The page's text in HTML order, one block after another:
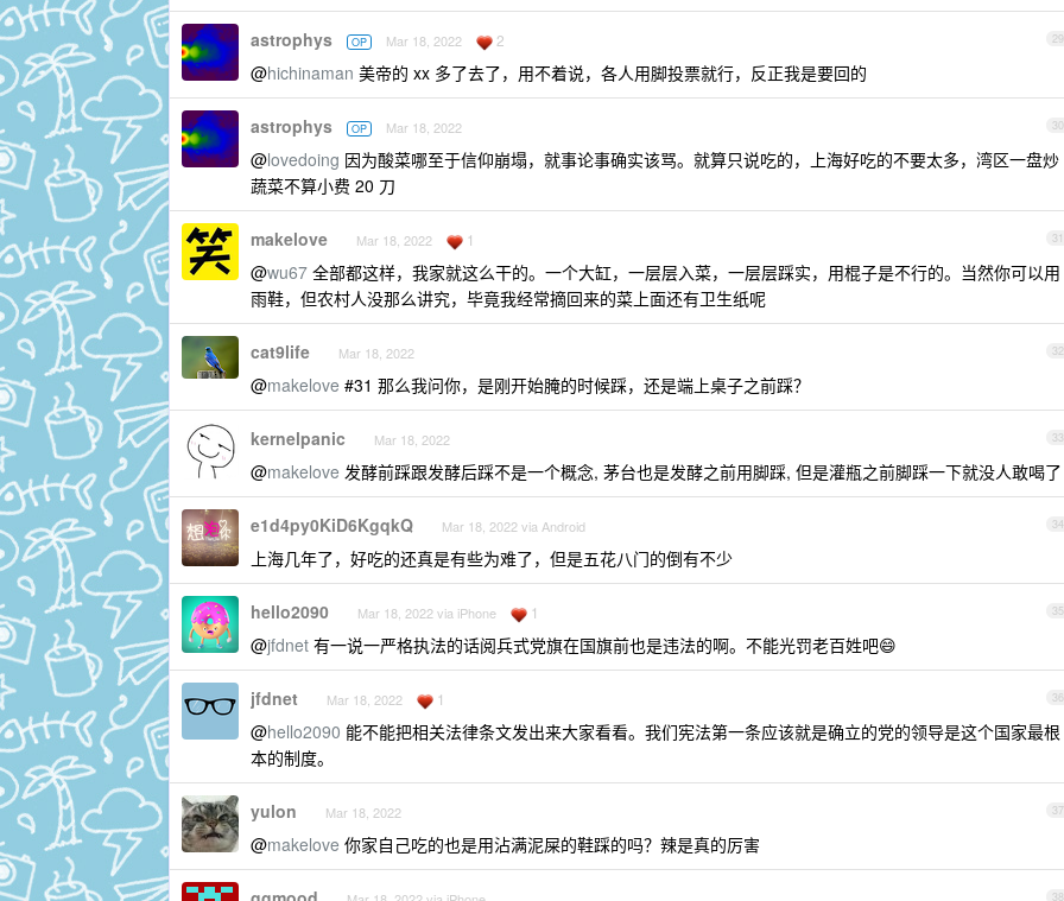
29
astrophys OP Mar 18, 2022 2
@hichinaman 美帝的 xx 多了去了，用不着说，各人用脚投票就行，反正我是要回的
30
astrophys OP Mar 18, 2022
@lovedoing 因为酸菜哪至于信仰崩塌，就事论事确实该骂。就算只说吃的，上海好吃的不要太多，湾区一盘炒
蔬菜不算小费 20 刀
31
makelove Mar 18, 2022 1
@wu67 全部都这样，我家就这么干的。一个大缸，一层层入菜，一层层踩实，用棍子是不行的。当然你可以用
雨鞋，但农村人没那么讲究，毕竟我经常摘回来的菜上面还有卫生纸呢
32
cat9life Mar 18, 2022
@makelove #31 那么我问你，是刚开始腌的时候踩，还是端上桌子之前踩？
33
kernelpanic Mar 18, 2022
@makelove 发酵前踩跟发酵后踩不是一个概念, 茅台也是发酵之前用脚踩, 但是灌瓶之前脚踩一下就没人敢喝了
34
e1d4py0KiD6KgqkQ Mar 18, 2022 via Android
上海几年了，好吃的还真是有些为难了，但是五花八门的倒有不少
35
hello2090 Mar 18, 2022 via iPhone 1
@jfdnet 有一说一严格执法的话阅兵式党旗在国旗前也是违法的啊。不能光罚老百姓吧😄
36
jfdnet Mar 18, 2022 1
@hello2090 能不能把相关法律条文发出来大家看看。我们宪法第一条应该就是确立的党的领导是这个国家最根
本的制度。
37
yulon Mar 18, 2022
@makelove 你家自己吃的也是用沾满泥屎的鞋踩的吗？辣是真的厉害
38